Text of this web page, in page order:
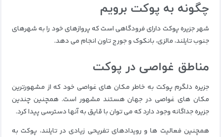
چگونه به پوکت برویم
شهر جزیره پوکت دارای فرودگاهی است که پروازهای خود را به شهرهای
جنوب تایلند، مالزی، بانکوک و جورج تاون انجام می دهد.
مناطق غواصی در پوکت
جزیره دلگرم پوکت به خاطر مکان های غواصی خود که از مشهورترین
مکان های غواصی در جهان هستند مشهور است. همچنین چندین
جزیره جداگانه وجود دارد که می توان با قایق به آنها دسترسی پیدا کرد.
همچنین فعالیت ها و رویدادهای تفریحی زیادی در تایلند، پوکت به